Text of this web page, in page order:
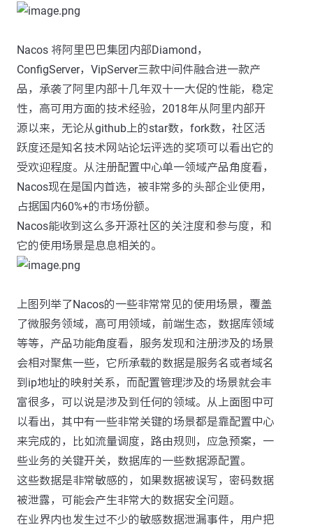
Nacos 将阿里巴巴集团内部Diamond，
ConfigServer，VipServer三款中间件融合进一款产
品，承袭了阿里内部十几年双十一大促的性能，稳定
性，高可用方面的技术经验，2018年从阿里内部开
源以来，无论从github上的star数，fork数，社区活
跃度还是知名技术网站论坛评选的奖项可以看出它的
受欢迎程度。从注册配置中心单一领域产品角度看，
Nacos现在是国内首选，被非常多的头部企业使用，
占据国内60%+的市场份额。
Nacos能收到这么多开源社区的关注度和参与度，和
它的使用场景是息息相关的。
上图列举了Nacos的一些非常常见的使用场景，覆盖
了微服务领域，高可用领域，前端生态，数据库领域
等等，产品功能角度看，服务发现和注册涉及的场景
会相对聚焦一些，它所承载的数据是服务名或者域名
到ip地址的映射关系，而配置管理涉及的场景就会丰
富很多，可以说是涉及到任何的领域。从上面图中可
以看出，其中有一些非常关键的场景都是靠配置中心
来完成的，比如流量调度，路由规则，应急预案，一
些业务的关键开关，数据库的一些数据源配置。
这些数据是非常敏感的，如果数据被误写，密码数据
被泄露，可能会产生非常大的数据安全问题。
在业界内也发生过不少的敏感数据泄漏事件，用户把